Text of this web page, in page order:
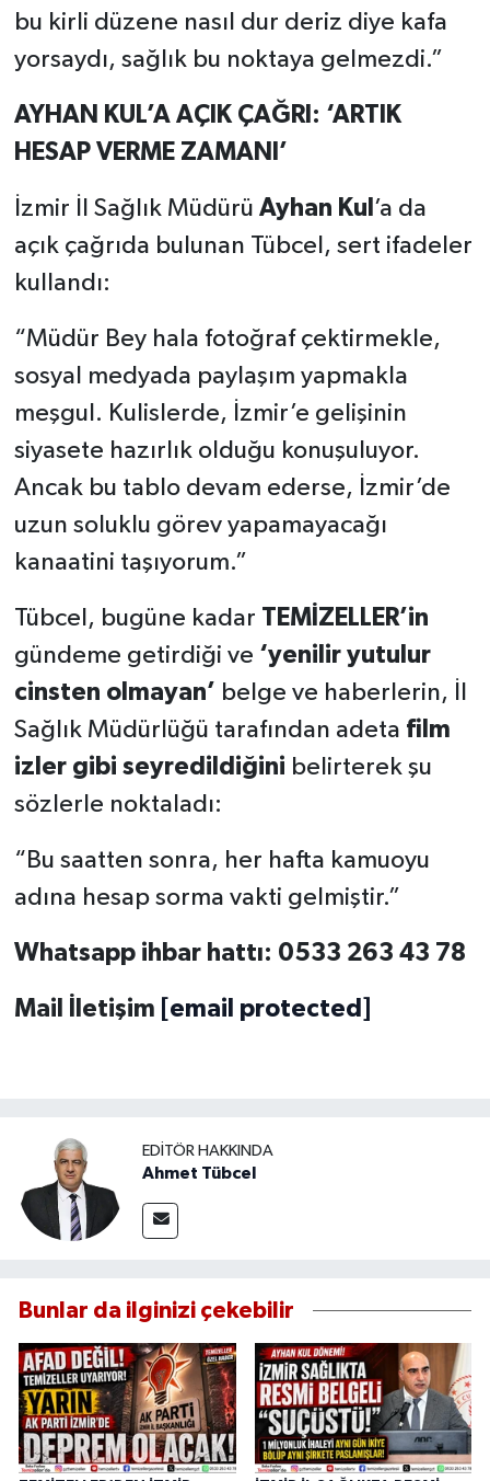
bu kirli düzene nasıl dur deriz diye kafa
yorsaydı, sağlık bu noktaya gelmezdi.”
AYHAN KUL’A AÇIK ÇAĞRI: ‘ARTIK
HESAP VERME ZAMANI’
İzmir İl Sağlık Müdürü Ayhan Kul ’a da
açık çağrıda bulunan Tübcel, sert ifadeler
kullandı:
“Müdür Bey hala fotoğraf çektirmekle,
sosyal medyada paylaşım yapmakla
meşgul. Kulislerde, İzmir’e gelişinin
siyasete hazırlık olduğu konuşuluyor.
Ancak bu tablo devam ederse, İzmir’de
uzun soluklu görev yapamayacağı
kanaatini taşıyorum.”
Tübcel, bugüne kadar TEMİZELLER’in
gündeme getirdiği ve ‘yenilir yutulur
cinsten olmayan’ belge ve haberlerin, İl
Sağlık Müdürlüğü tarafından adeta film
izler gibi seyredildiğini belirterek şu
sözlerle noktaladı:
“Bu saatten sonra, her hafta kamuoyu
adına hesap sorma vakti gelmiştir.”
Whatsapp ihbar hattı: 0533 263 43 78
Mail İletişim [email protected]
EDITÖR HAKKINDA
Ahmet Tübcel
Bunlar da ilginizi çekebilir